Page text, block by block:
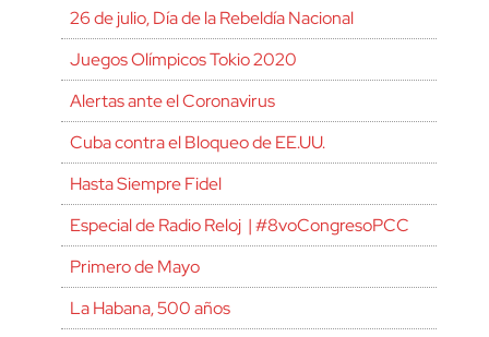
26 de julio, Día de la Rebeldía Nacional
Juegos Olímpicos Tokio 2020
Alertas ante el Coronavirus
Cuba contra el Bloqueo de EE.UU.
Hasta Siempre Fidel
Especial de Radio Reloj | #8voCongresoPCC
Primero de Mayo
La Habana, 500 años